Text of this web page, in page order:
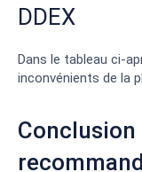
DDEX
Dans le tableau ci-
inconvénients de la